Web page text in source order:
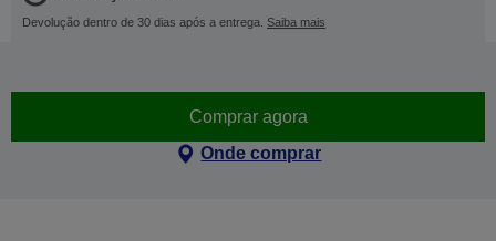
Devolução dentro de 30 dias após a entrega. Saiba mais
Comprar agora
Onde comprar